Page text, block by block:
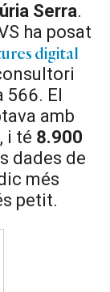
Serra.
ha posat
digital
566. El
amb
i té 8.900
dades de
més
petit.